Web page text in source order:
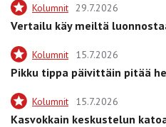
Kolumnit 29.7.2026
Vertailu käy meiltä
Kolumnit 15.7.2026
Pikku tippa päivittäin pitää
Kolumnit 15.7.2026
Kasvokkain keskustelun